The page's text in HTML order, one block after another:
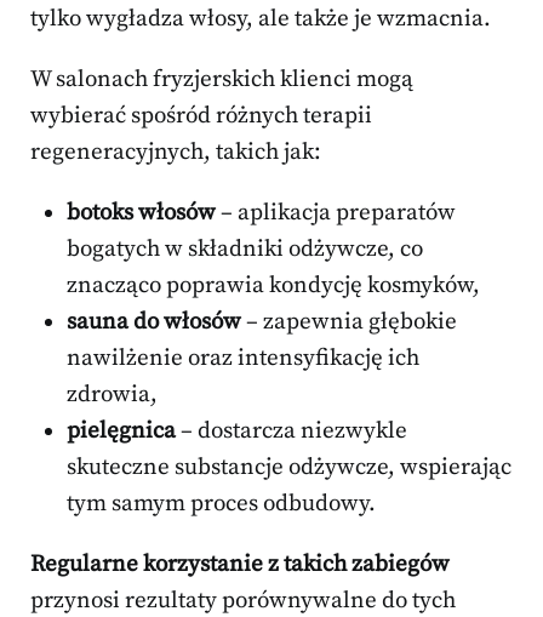
tylko wygładza włosy, ale także je wzmacnia.
W salonach fryzjerskich klienci mogą
wybierać spośród różnych terapii
regeneracyjnych, takich jak:
botoks włosów– aplikacja preparatów
bogatych w składniki odżywcze, co
znacząco poprawia kondycję kosmyków,
sauna do włosów– zapewnia głębokie
nawilżenie oraz intensyfikację ich
zdrowia,
pielęgnica– dostarcza niezwykle
skuteczne substancje odżywcze, wspierając
tym samym proces odbudowy.
Regularne korzystanie z takich zabiegów
przynosi rezultaty porównywalne do tych